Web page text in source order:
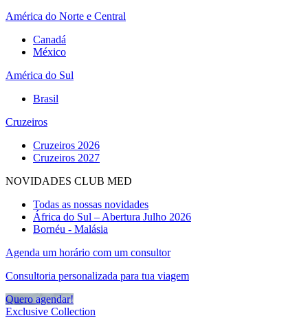
América do Norte e Central
Canadá
México
América do Sul
Brasil
Cruzeiros
Cruzeiros 2026
Cruzeiros 2027
NOVIDADES CLUB MED
Todas as nossas novidades
África do Sul – Abertura Julho 2026
Bornéu - Malásia
Agenda um horário com um consultor
Consultoria personalizada para tua viagem
Quero agendar!
Exclusive Collection